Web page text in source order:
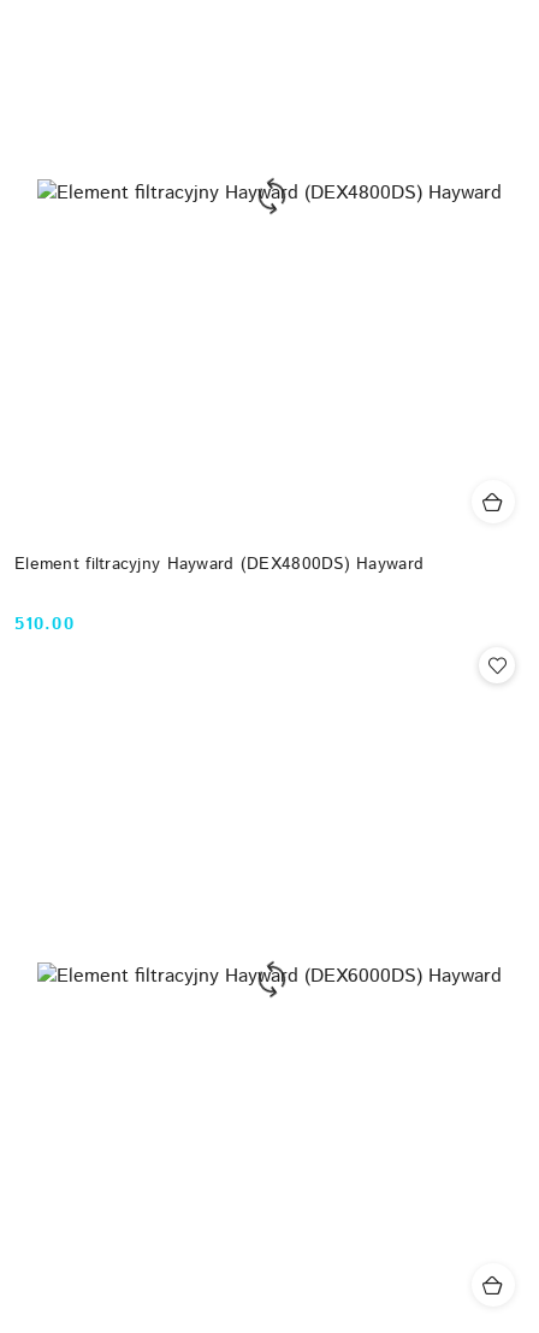
Element filtracyjny Hayward (DEX4800DS) Hayward
Cena:
510.00